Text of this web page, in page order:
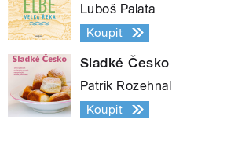
Luboš Palata
Koupit
Sladké Česko
Patrik Rozehnal
Koupit